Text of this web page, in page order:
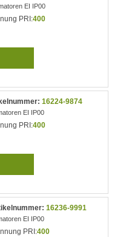
EI IP00
PRI:400
16224-9874
EI IP00
PRI:400
16236-9991
EI IP00
PRI:400